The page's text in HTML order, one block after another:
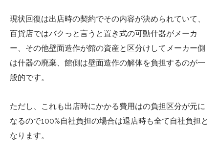
現状回復は出店時の契約でその内容が決められていて、
百貨店ではバクっと言うと置き式の可動什器がメーカ
ー、その他壁面造作が館の資産と区分けしてメーカー側
は什器の廃棄、館側は壁面造作の解体を負担するのが一
般的です。
ただし、これも出店時にかかる費用はの負担区分が元に
なるので100%自社負担の場合は退店時も全て自社負担と
なります。